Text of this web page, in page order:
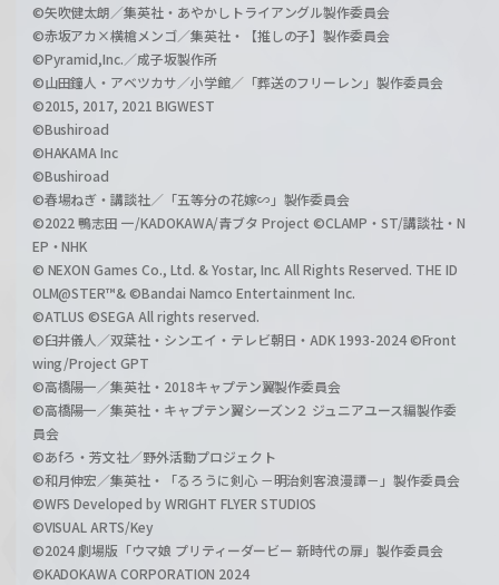
©矢吹健太朗／集英社・あやかしトライアングル製作委員会
©赤坂アカ×横槍メンゴ／集英社・【推しの子】製作委員会
©Pyramid,Inc.／成子坂製作所
©山田鐘人・アベツカサ／小学館／「葬送のフリーレン」製作委員会
©2015, 2017, 2021 BIGWEST
©Bushiroad
©HAKAMA Inc
©Bushiroad
©春場ねぎ・講談社／「五等分の花嫁∽」製作委員会
©2022 鴨志田 一/KADOKAWA/青ブタ Project ©CLAMP・ST/講談社・N
EP・NHK
© NEXON Games Co., Ltd. & Yostar, Inc. All Rights Reserved. THE ID
OLM@STER™& ©Bandai Namco Entertainment Inc.
©ATLUS ©SEGA All rights reserved.
©臼井儀人／双葉社・シンエイ・テレビ朝日・ADK 1993-2024 ©Front
wing/Project GPT
©高橋陽一／集英社・2018キャプテン翼製作委員会
©高橋陽一／集英社・キャプテン翼シーズン２ ジュニアユース編製作委
員会
©あfろ・芳文社／野外活動プロジェクト
©和月伸宏／集英社・「るろうに剣心 －明治剣客浪漫譚－」製作委員会
©WFS Developed by WRIGHT FLYER STUDIOS
©VISUAL ARTS/Key
©2024 劇場版「ウマ娘 プリティーダービー 新時代の扉」製作委員会
©KADOKAWA CORPORATION 2024